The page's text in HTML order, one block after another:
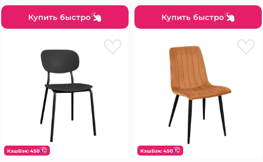
Купить быстро Купить быстро
КэшБэк: 450 КэшБэк: 450